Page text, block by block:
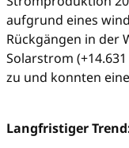
aufgrund eines
Rückgängen in der
Solarstrom
zu und konnten
Langfristiger